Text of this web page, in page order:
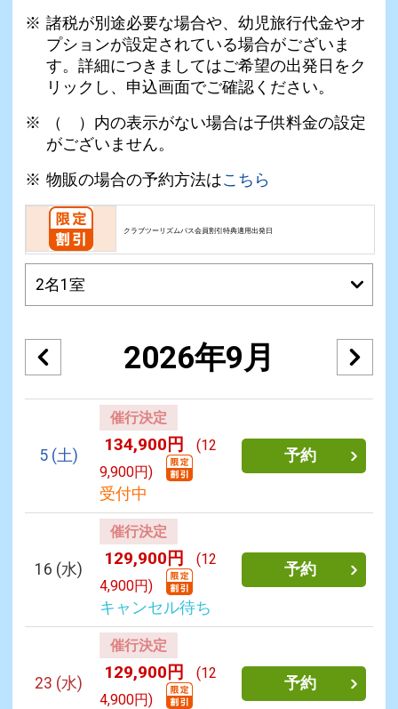
諸税が別途必要な場合や、幼児旅行代金やオ
プションが設定されている場合がございま
す。詳細につきましてはご希望の出発日をク
リックし、申込画面でご確認ください。
（ ）内の表示がない場合は子供料金の設定
がございません。
物販の場合の予約方法はこちら
クラブツーリズムパス会員割引特典適用出発日
2026年9月
5 (土)
催行決定
134,900円
(12
9,900円)
受付中
予約
16 (水)
催行決定
129,900円
(12
4,900円)
キャンセル待ち
予約
23 (水)
催行決定
129,900円
(12
4,900円)
予約